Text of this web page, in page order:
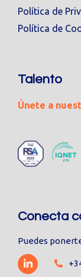
Política de
Política de
Talento
Únete a
Conecta
Puedes